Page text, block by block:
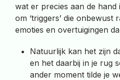
wat er precies aan de hand
om ‘triggers’ die
emoties en overtuigingen
Natuurlijk kan het zijn
en het daarbij in je rug
ander moment tilde je